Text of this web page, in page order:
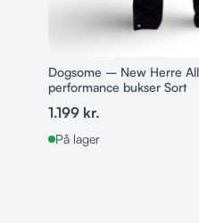
Dogsome – New Herre
performance bukser Sort
1.199 kr.
På lager